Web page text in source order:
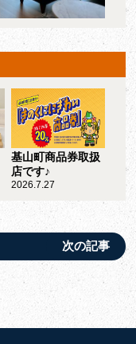
基山町商品券取扱
店です♪
2026.7.27
次の記事